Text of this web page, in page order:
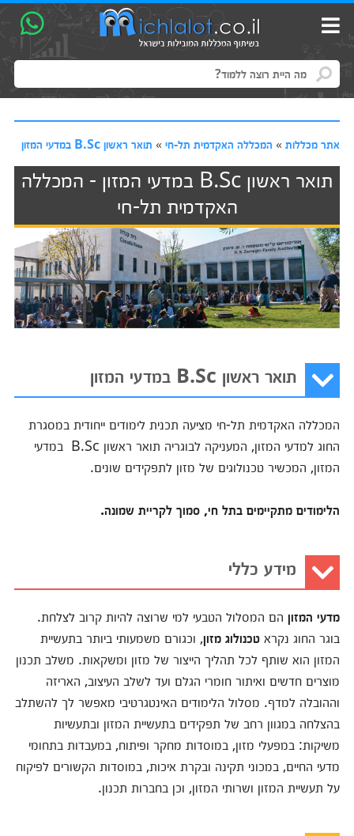
אתר מכללות» המכללה האקדמית תל-חי» תואר ראשון B.Sc במדעי המזון
תואר ראשון B.Sc במדעי המזון - המכללה
האקדמית תל-חי
תואר ראשון B.Sc במדעי המזון
המכללה האקדמית תל-חי מציעה תכנית לימודים ייחודית במסגרת
החוג למדעי המזון, המעניקה לבוגריה תואר ראשון B.Sc במדעי
המזון, המכשיר טכנולוגים של מזון לתפקידים שונים.
הלימודים מתקיימים בתל חי, סמוך לקריית שמונה.
מידע כללי
מדעי המזוןהם המסלול הטבעי למי שרוצה להיות קרוב לצלחת.
בוגר החוג נקרא טכנולוג מזון, וכגורם משמעותי ביותר בתעשיית
המזון הוא שותף לכל תהליך הייצור של מזון ומשקאות. משלב תכנון
מוצרים חדשים ואיתור חומרי הגלם ועד לשלב העיצוב, האריזה
וההובלה למדף. מסלול הלימודים האינטגרטיבי מאפשר לך להשתלב
בהצלחה במגוון רחב של תפקידים בתעשיית המזון ובתעשיות
משיקות: במפעלי מזון, במוסדות מחקר ופיתוח, במעבדות בתחומי
מדעי החיים, במכוני תקינה ובקרת איכות, במוסדות הקשורים לפיקוח
על תעשיית המזון ושרותי המזון, וכן בחברות תכנון.